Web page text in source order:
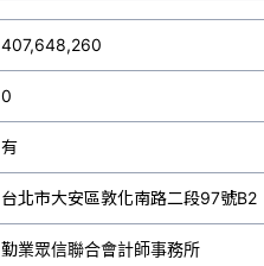
407,648,260
0
有
台北市大安區敦化南路二段97號B2
勤業眾信聯合會計師事務所